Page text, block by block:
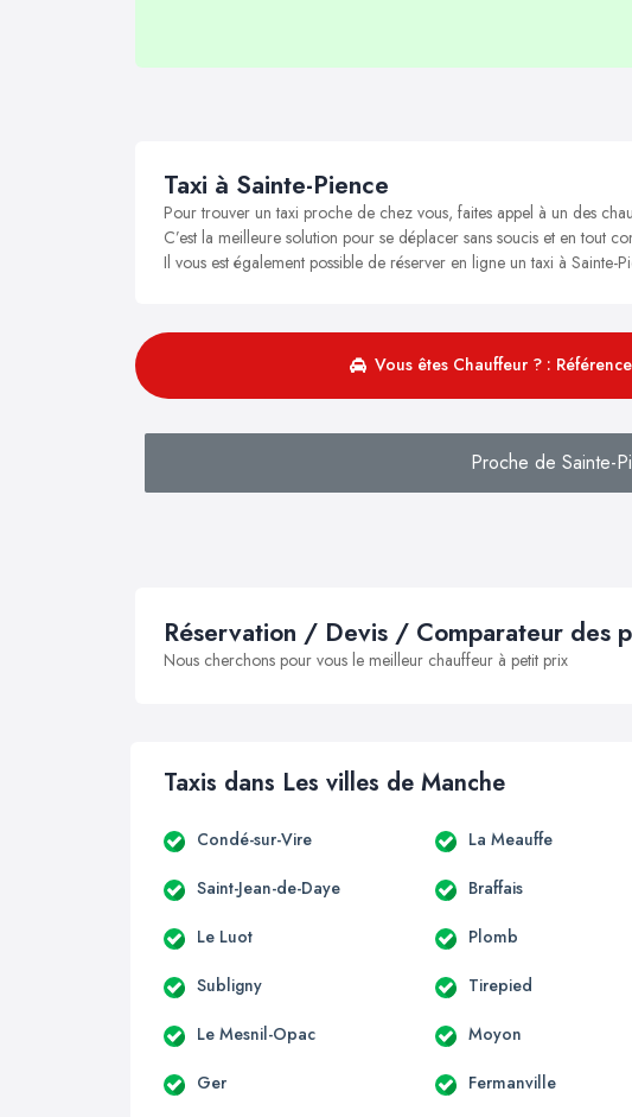
Taxi à Sainte-Pience
Pour trouver un taxi proche de chez vous, faites appel à un des
C’est la meilleure solution pour se déplacer sans soucis et en tout
Il vous est également possible de réserver en ligne un taxi à Sainte-
Vous êtes Chauffeur ? :
Proche de Sainte-
Réservation / Devis / Comparateur des
Nous cherchons pour vous le meilleur chauffeur à petit prix
Taxis dans Les villes de Manche
Condé-sur-Vire La Meauffe
Saint-Jean-de-Daye Braffais
Le Luot Plomb
Subligny Tirepied
Le Mesnil-Opac Moyon
Ger Fermanville